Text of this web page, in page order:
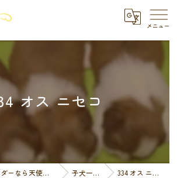
オス ニセコ
シーズーのブリーダーなら天使道場 子犬一覧 334 オス ニセコ